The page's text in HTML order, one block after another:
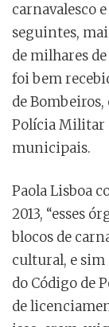
carnavalesco
seguintes,
de milhares
foi bem
de
Polícia Militar
municipais.
Paola Lisboa
2013, “esses
blocos de
cultural, e sim
do Código de
de